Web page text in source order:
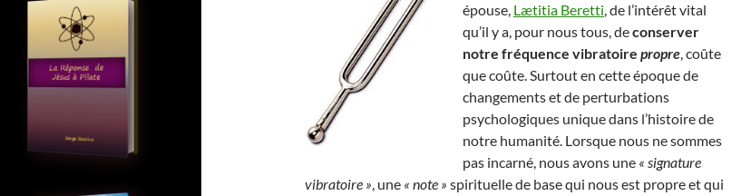
épouse, Lætitia Beretti, de l’intérêt vital
qu’il y a, pour nous tous, deconserver
notre fréquence vibratoire propre, coûte
que coûte. Surtout en cette époque de
changements et de perturbations
psychologiques unique dans l’histoire de
notre humanité. Lorsque nous ne sommes
pas incarné, nous avons une « signature
vibratoire », une « note » spirituelle de base qui nous est propre et qui